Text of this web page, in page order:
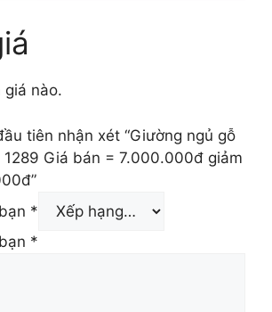
giá nào.
tiên nhận xét “Giường ngủ gỗ
1289 Giá bán = 7.000.000đ giảm
*
*